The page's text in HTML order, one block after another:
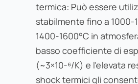
termica: Può essere
stabilmente fino a 1000-
1400-1600°C in
basso coefficiente di
(~3×10-⁶/K) e l'elevata
shock termici gli